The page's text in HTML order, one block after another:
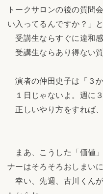
トークサロンの後の質問
い入ってるんですか？」
受講生ならすぐに違和感
受講生ならあり得ない質
演者の仲田史子は「３
１日じゃないよ。週に３
正しいやり方をすれば
まあ、こうした「価値
ナーはそろそろおしまいに
幸い、先週、古川くん